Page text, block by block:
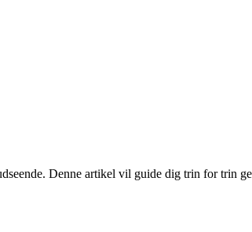
Denne artikel vil guide dig trin for trin